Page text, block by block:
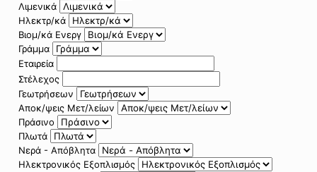
Λιμενικά
Ηλεκτρ/κά
Βιομ/κά Ενεργ
Γράμμα
Εταιρεία
Στέλεχος
Γεωτρήσεων
Αποκ/ψεις Μετ/λείων
Πράσινο
Πλωτά
Νερά - Απόβλητα
Ηλεκτρονικός Εξοπλισμός